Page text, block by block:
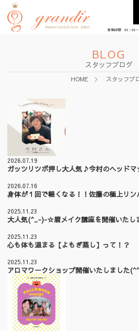
営業時間 09：00
BLOG
スタッフブログ
HOME スタッフブ
2026.07.19
ガッツリツボ押し大人気♪今村のヘッド
2026.07.16
身体が１回で軽くなる！！佐藤の極上リ
2025.11.23
大人気(^_-)-☆眉メイク講座を開催いたし
2025.11.23
心も体も温まる【よもぎ蒸し】って！？
2025.11.23
アロマワークショップ開催いたしました